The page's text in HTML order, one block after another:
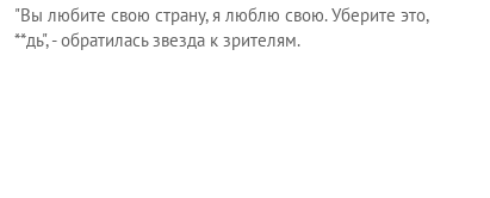
"Вы любите свою страну, я люблю свою. Уберите это,
**дь", - обратилась звезда к зрителям.